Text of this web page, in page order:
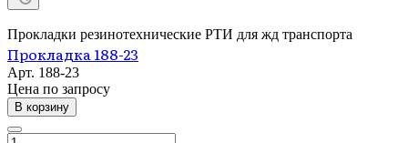
Прокладки резинотехнические РТИ для жд транспорта
Прокладка 188-23
Арт. 188-23
Цена по запросу
В корзину